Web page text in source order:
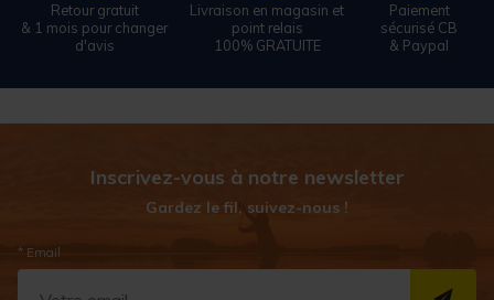
Retour gratuit
& 1 mois pour changer
d'avis
Livraison en magasin et
point relais
100% GRATUITE
Paiement
sécurisé CB
& Paypal
Inscrivez-vous à notre newsletter
Gardez le fil, suivez-nous !
* Email